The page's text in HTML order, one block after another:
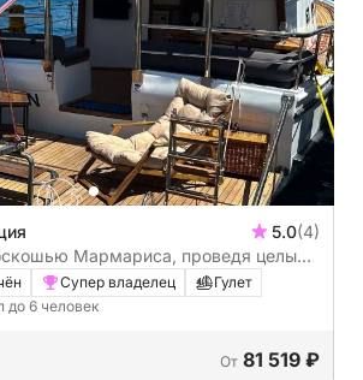
5.0(4)
Мармариса, проведя целый
Супер владелец
Гулет
до 6 человек
От 81 519 ₽